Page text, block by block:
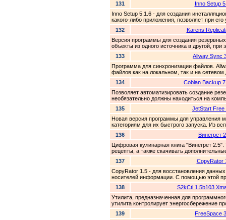
131
Inno Setup
Inno Setup 5.1.6 - для создания
какого-либо приложения, позволяет при
132
Karens
Версия программы для создания
объекты из одного источника в другой, при
133
Allway Sync
Программа для синхронизации файлов.
файлов как на локальном, так и на
134
Cobian Backup
Позволяет автоматизировать создание
необязательно должны находиться на
135
JetStart Free
Новая версия программы для управления
категориям для их быстрого запуска. Из
136
Винегрет
Цифровая кулинарная книга "Винегрет
рецепты, а также скачивать
137
CopyRator
CopyRator 1.5 - для восстановления
носителей информации. С помощью этой
138
S2kCtl 1.5b103
Утилита, предназначенная для
утилита контролирует энергосбережение
139
FreeSpace